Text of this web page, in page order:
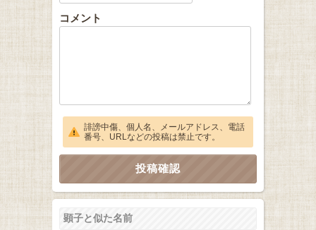
コメント
誹謗中傷、個人名、メールアドレス、電話
番号、URLなどの投稿は禁止です。
顕子と似た名前